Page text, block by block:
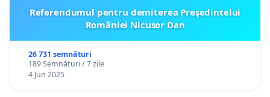
Referendumul pentru demiterea Preşedintelui
României Nicusor Dan
26 731 semnături
189 Semnături / 7 zile
4 Jun 2025